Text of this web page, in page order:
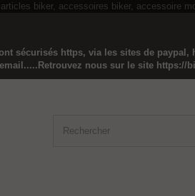
sécurisés https, via les sites de
nous sur le site https://